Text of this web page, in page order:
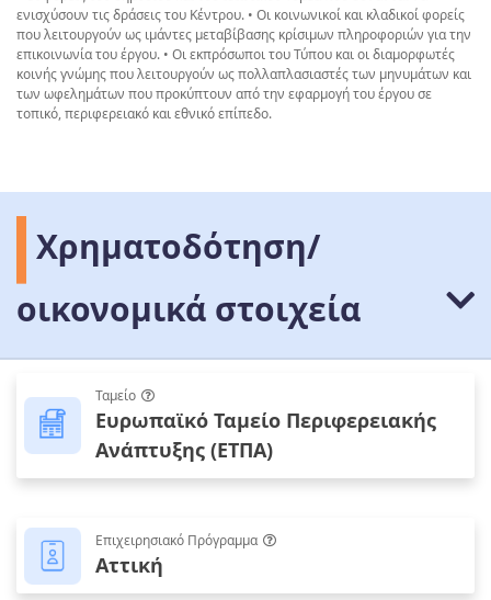
ενισχύσουν τις δράσεις του Κέντρου. • Οι κοινωνικοί και κλαδικοί φορείς
που λειτουργούν ως ιμάντες μεταβίβασης κρίσιμων πληροφοριών για την
επικοινωνία του έργου. • Οι εκπρόσωποι του Τύπου και οι διαμορφωτές
κοινής γνώμης που λειτουργούν ως πολλαπλασιαστές των μηνυμάτων και
των ωφελημάτων που προκύπτουν από την εφαρμογή του έργου σε
τοπικό, περιφερειακό και εθνικό επίπεδο.
Χρηματοδότηση/
οικονομικά στοιχεία
Ταμείο
Ευρωπαϊκό Ταμείο Περιφερειακής
Ανάπτυξης (ΕΤΠΑ)
Επιχειρησιακό Πρόγραμμα
Αττική